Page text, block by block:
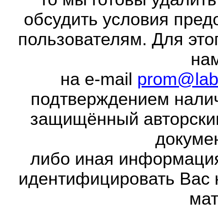
обсудить условия
пользователям. Для
на e-mail
подтверждением
защищённый
либо иная
идентифицировать Вас